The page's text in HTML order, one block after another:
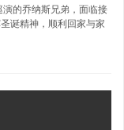
的乔纳斯兄弟，面临接
诞精神，顺利回家与家